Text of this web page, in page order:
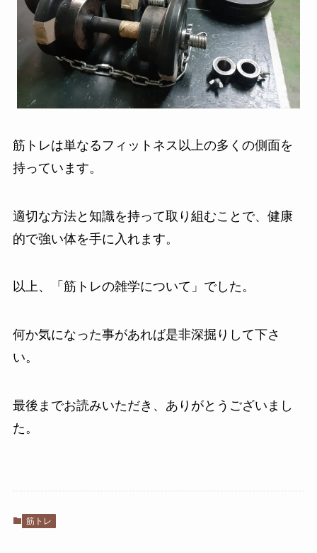
筋トレは単なるフィットネス以上の多くの側面を
持っています。
適切な方法と知識を持って取り組むことで、健康
的で強い体を手に入れます。
以上、「筋トレの雑学について」でした。
何か気になった事があれば是非深掘りして下さ
い。
最後までお読みいただき、ありがとうございまし
た。
筋トレ